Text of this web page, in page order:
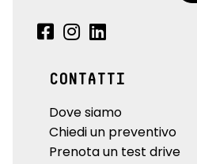
CONTATTI
Dove siamo
Chiedi un preventivo
Prenota un test drive